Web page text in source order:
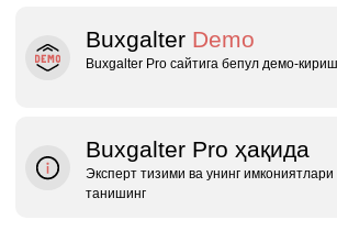
Buxgalter Demo
Buxgalter Pro сайтига бепул
Buxgalter Pro ҳақида
Эксперт тизими ва унинг
танишинг